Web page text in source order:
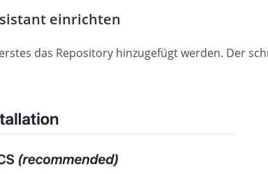
einrichten
das Repository hinzugefügt werden. Der